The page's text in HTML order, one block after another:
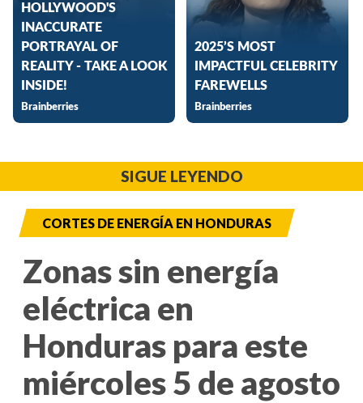
SIGUE LEYENDO
CORTES DE ENERGÍA EN HONDURAS
Zonas sin energía
eléctrica en
Honduras para este
miércoles 5 de agosto